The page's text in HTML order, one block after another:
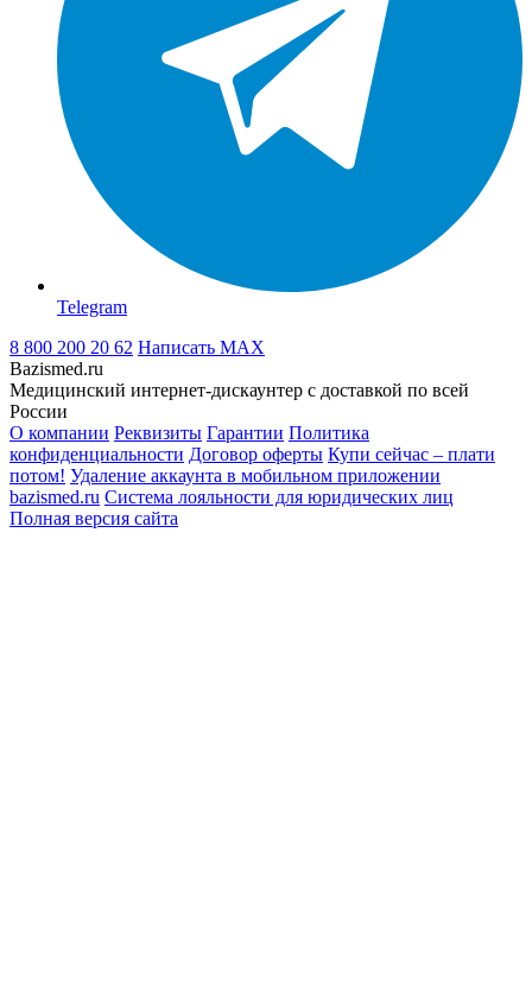
Telegram
8 800 200 20 62 Написать MAX
Bazismed.ru
Медицинский интернет-дискаунтер с доставкой по всей
России
О компании Реквизиты Гарантии Политика
конфиденциальности Договор оферты Купи сейчас – плати
потом! Удаление аккаунта в мобильном приложении
bazismed.ru Система лояльности для юридических лиц
Полная версия сайта